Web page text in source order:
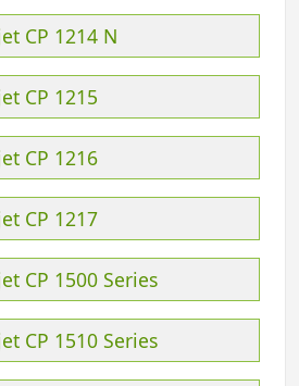
CP 1214 N
CP 1215
CP 1216
CP 1217
CP 1500 Series
CP 1510 Series